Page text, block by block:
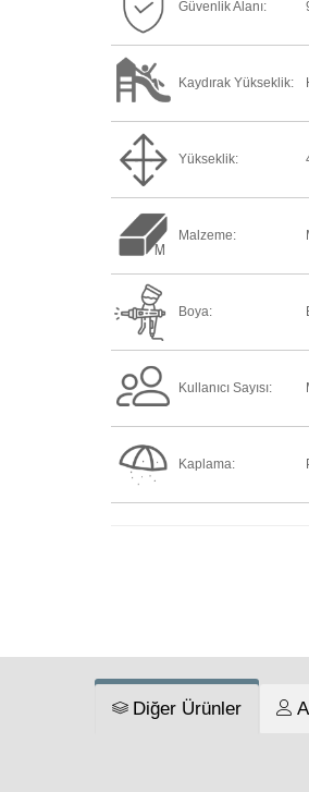
Güvenlik Alanı:
Kaydırak Yükseklik:
Yükseklik:
Malzeme:
Boya:
Kullanıcı Sayısı:
Kaplama:
Diğer Ürünler